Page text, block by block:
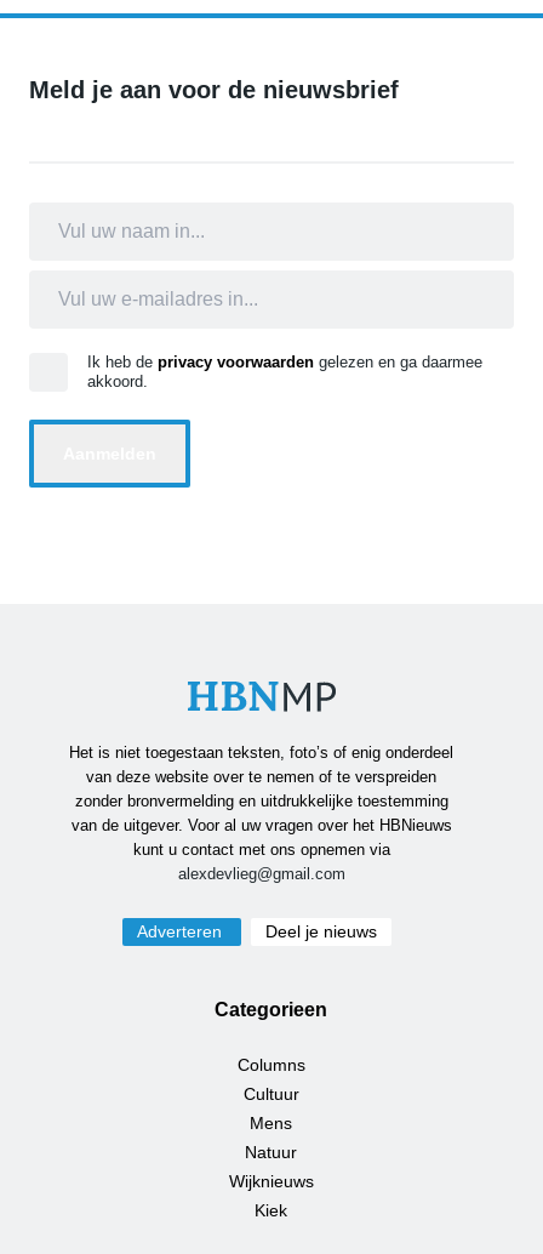
Meld je aan voor de nieuwsbrief
Ik heb de privacy voorwaarden gelezen en ga daarmee
akkoord.
Het is niet toegestaan teksten, foto’s of enig onderdeel
van deze website over te nemen of te verspreiden
zonder bronvermelding en uitdrukkelijke toestemming
van de uitgever. Voor al uw vragen over het HBNieuws
kunt u contact met ons opnemen via
alexdevlieg@gmail.com
Adverteren Deel je nieuws
Categorieen
Columns
Cultuur
Mens
Natuur
Wijknieuws
Kiek